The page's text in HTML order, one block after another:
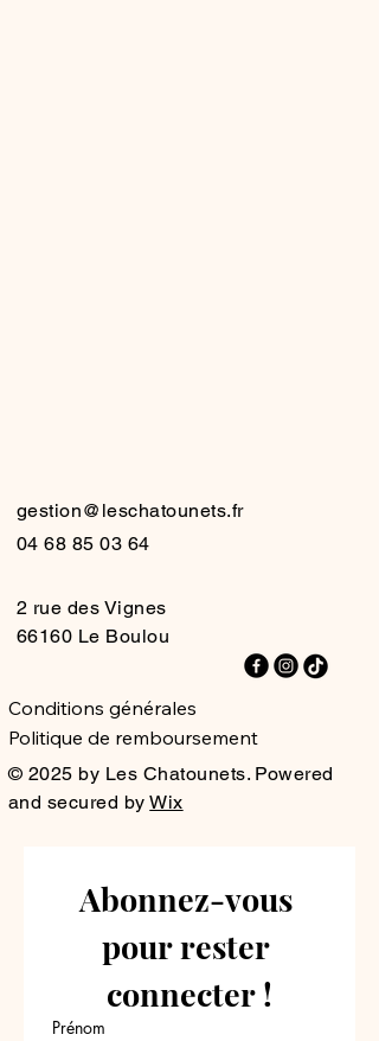
gestion@leschatounets.fr
04 68 85 03 64
2 rue des Vignes
66160 Le Boulou
Conditions générales
Politique de remboursement
© 2025 by Les Chatounets. Powered
and secured by Wix
Abonnez-vous
pour rester
connecter !
Prénom